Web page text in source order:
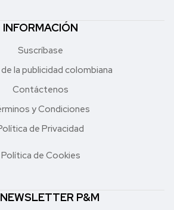
INFORMACIÓN
Suscríbase
la publicidad colombiana
Contáctenos
y Condiciones
de Privacidad
Política de Cookies
NEWSLETTER P&M